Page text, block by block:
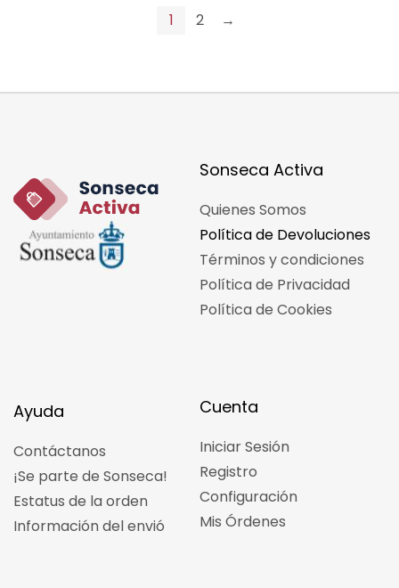
1 2 →
Sonseca Activa
Quienes Somos
Política de Devoluciones
Términos y condiciones
Política de Privacidad
Política de Cookies
Ayuda
Contáctanos
¡Se parte de Sonseca!
Estatus de la orden
Información del envió
Cuenta
Iniciar Sesión
Registro
Configuración
Mis Órdenes